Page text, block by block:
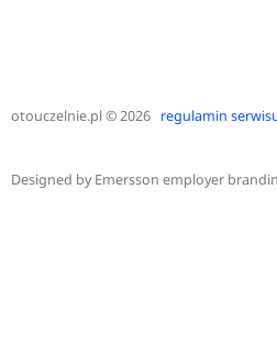
otouczelnie.pl© 2026 regulamin
Designed byEmersson employer